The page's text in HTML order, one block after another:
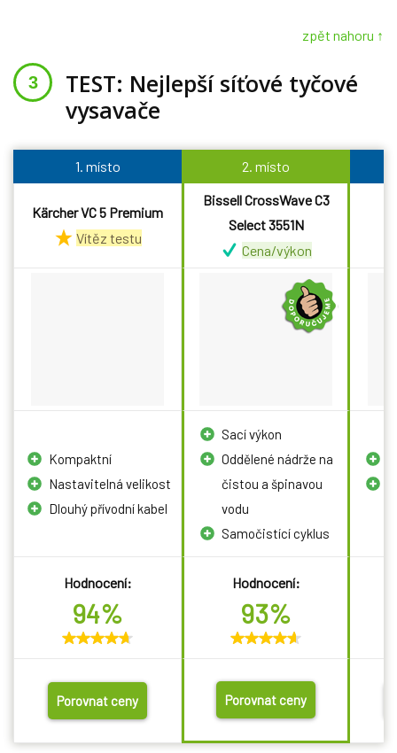
zpět nahoru ↑
TEST: Nejlepší síťové tyčové
vysavače
1. místo 2. místo
Kärcher VC 5 Premium
Vítěz testu
Bissell CrossWave C3
Select 3551N
Cena/výkon
Kompaktní
Nastavitelná velikost
Dlouhý přívodní kabel
Sací výkon
Oddělené nádrže na
čistou a špinavou
vodu
Samočistící cyklus
Hodnocení:
94%
Hodnocení:
93%
Porovnat ceny Porovnat ceny